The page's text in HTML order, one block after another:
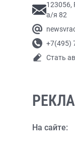
123056,
а/я 82
+7(495)
Стать
На сайте: